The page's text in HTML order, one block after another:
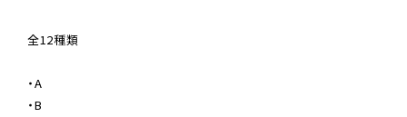
全12種類
・A
・B